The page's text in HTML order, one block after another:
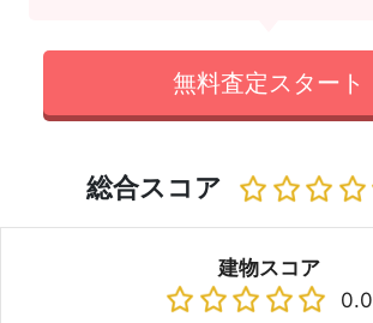
無料査定スタート
総合スコア
建物スコア
0.0